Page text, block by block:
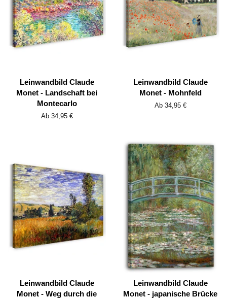
Leinwandbild Claude
Monet - Landschaft bei
Montecarlo
Ab 34,95 €
Leinwandbild Claude
Monet - Mohnfeld
Ab 34,95 €
Leinwandbild Claude
Monet - Weg durch die
Leinwandbild Claude
Monet - japanische Brücke